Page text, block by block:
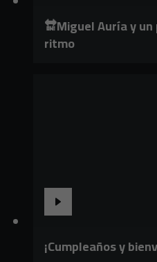
🔛Miguel Auría y
ritmo
¡Cumpleaños y